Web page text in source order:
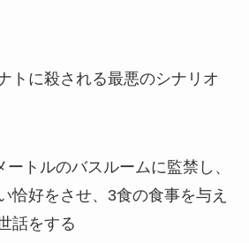
トに殺される最悪のシナリオ
トルのバスルームに監禁し、
恰好をさせ、3食の食事を与え
話をする